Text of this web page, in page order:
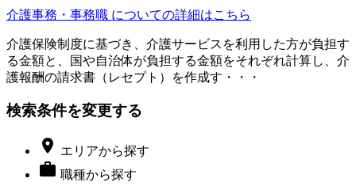
介護事務・事務職 についての詳細はこちら
介護保険制度に基づき、介護サービスを利用した方が負担す
る金額と、国や自治体が負担する金額をそれぞれ計算し、介
護報酬の請求書（レセプト）を作成す・・・
検索条件を変更する
 エリアから探す
 職種から探す